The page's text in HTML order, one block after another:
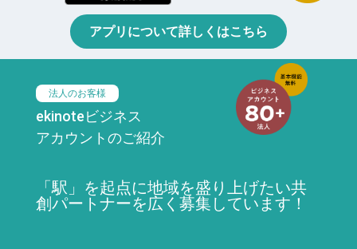
アプリについて詳しくはこちら
法人のお客様
ekinoteビジネス
アカウントのご紹介
「駅」を起点に地域を盛り上げたい共
創パートナーを広く募集しています！